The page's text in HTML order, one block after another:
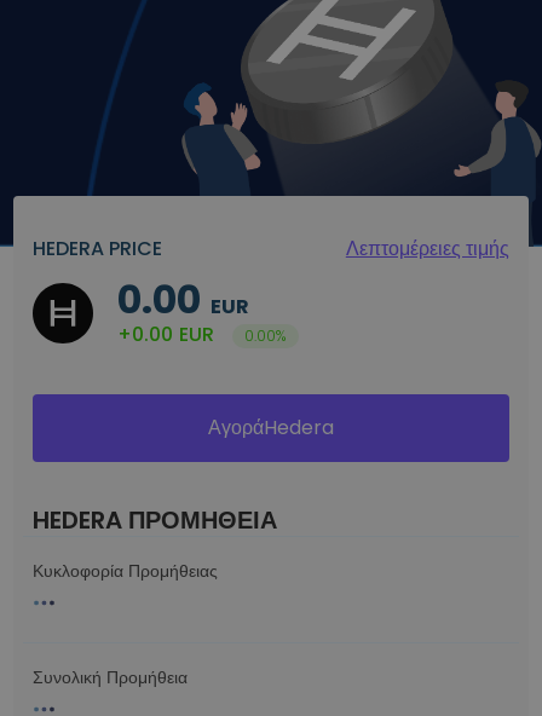
HEDERA PRICE Λεπτομέρειες τιμής
0.00 EUR
+0.00 EUR 0.00%
ΑγοράHedera
HEDERA ΠΡΟΜΗΘΕΙΑ
Κυκλοφορία Προμήθειας
Συνολική Προμήθεια